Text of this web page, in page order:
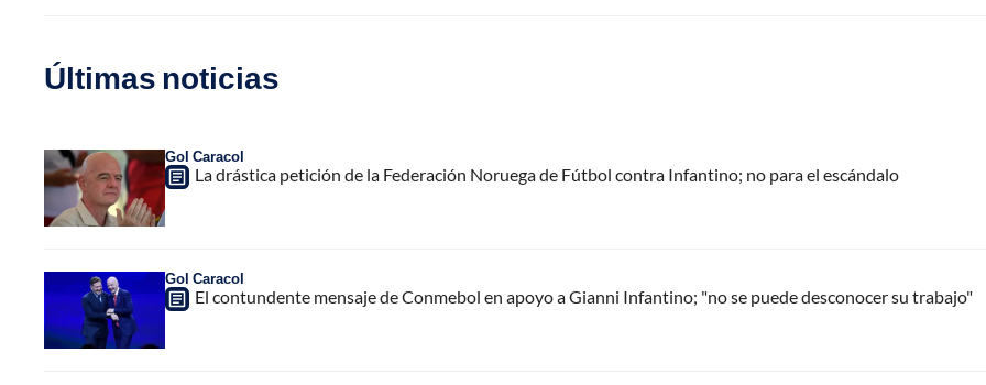
Últimas noticias
Gol Caracol
La drástica petición de la Federación Noruega de Fútbol contra Infantino; no para el escándalo
Gol Caracol
El contundente mensaje de Conmebol en apoyo a Gianni Infantino; "no se puede desconocer su trabajo"